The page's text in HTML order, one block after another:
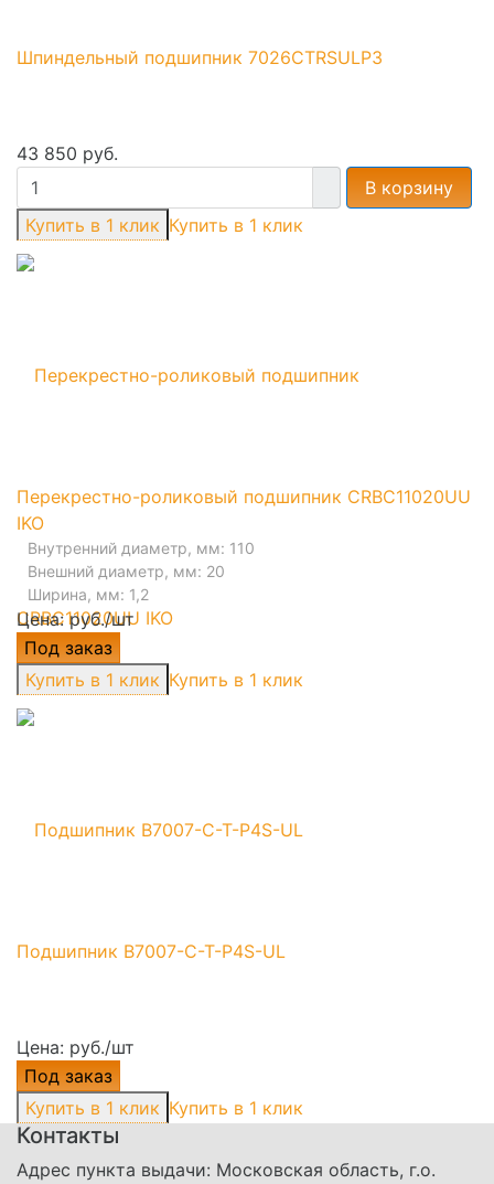
Шпиндельный подшипник 7026CTRSULP3
43 850 руб.
В корзину
Купить в 1 клик
Перекрестно-роликовый подшипник CRBC11020UU
IKO
Внутренний диаметр, мм: 110
Внешний диаметр, мм: 20
Ширина, мм: 1,2
Цена: руб./шт
Под заказ
Купить в 1 клик
Подшипник B7007-C-T-P4S-UL
Цена: руб./шт
Под заказ
Купить в 1 клик
Контакты
Адрес пункта выдачи: Московская область, г.о.